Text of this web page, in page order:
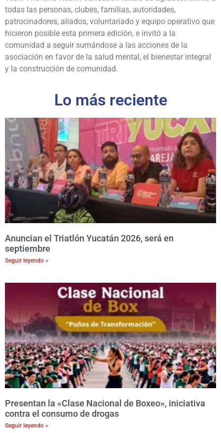
todas las personas, clubes, familias, autoridades,
patrocinadores, aliados, voluntariado y equipo operativo que
hicieron posible esta primera edición, e invitó a la
comunidad a seguir sumándose a las acciones de la
asociación en favor de la salud mental, el bienestar integral
y la construcción de comunidad.
Lo más reciente
Anuncian el Triatlón Yucatán 2026, será en
septiembre
Seguir leyendo »
Presentan la «Clase Nacional de Boxeo», iniciativa
contra el consumo de drogas
Seguir leyendo »